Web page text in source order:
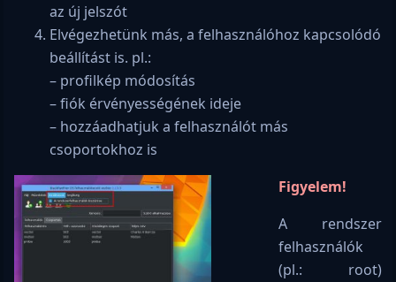
az új jelszót
Elvégezhetünk más, a felhasználóhoz kapcsolódó
beállítást is. pl.:
– profilkép módosítás
– fiók érvényességének ideje
– hozzáadhatjuk a felhasználót más
csoportokhoz is
Figyelem!
A rendszer
felhasználók
(pl.: root)